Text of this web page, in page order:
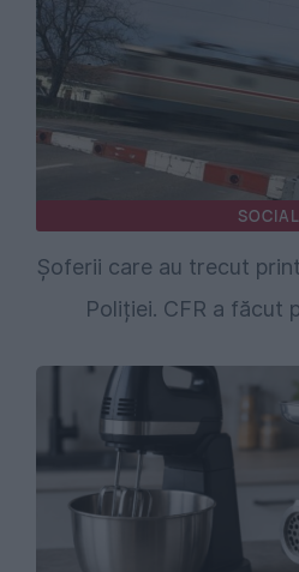
SOCIAL
Șoferii care au trecut
Poliției. CFR a făcut